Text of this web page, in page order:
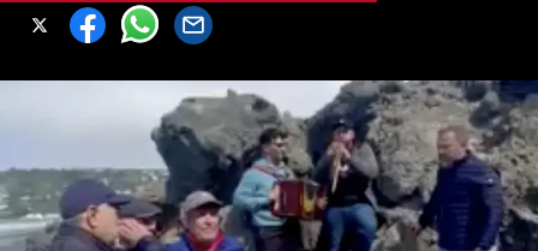
CAGLIARI
MEDIO CAMPIDANO
ORISTANO E PROVINCIA
SASSARI E PROVINCIA
GALLURA